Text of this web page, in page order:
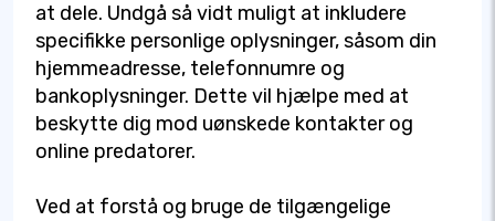
at dele. Undgå så vidt muligt at inkludere
specifikke personlige oplysninger, såsom din
hjemmeadresse, telefonnumre og
bankoplysninger. Dette vil hjælpe med at
beskytte dig mod uønskede kontakter og
online predatorer.
Ved at forstå og bruge de tilgængelige